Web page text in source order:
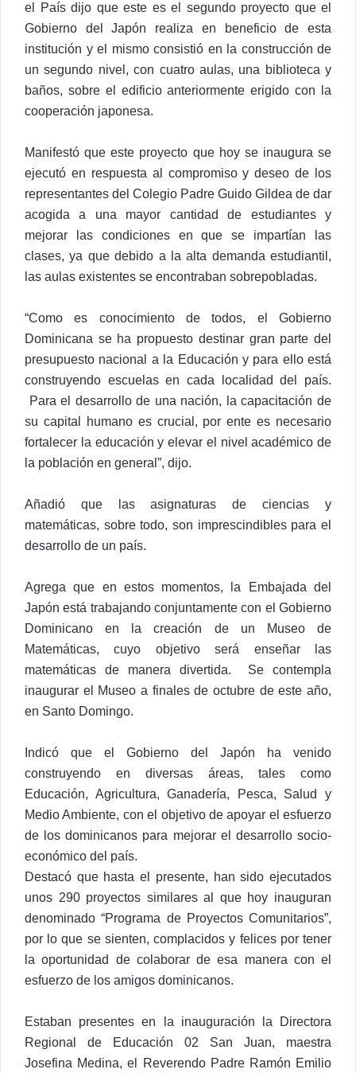
el País dijo que este es el segundo proyecto que el
Gobierno del Japón realiza en beneficio de esta
institución y el mismo consistió en la construcción de
un segundo nivel, con cuatro aulas, una biblioteca y
baños, sobre el edificio anteriormente erigido con la
cooperación japonesa.
Manifestó que este proyecto que hoy se inaugura se
ejecutó en respuesta al compromiso y deseo de los
representantes del Colegio Padre Guido Gildea de dar
acogida a una mayor cantidad de estudiantes y
mejorar las condiciones en que se impartían las
clases, ya que debido a la alta demanda estudiantil,
las aulas existentes se encontraban sobrepobladas.
“Como es conocimiento de todos, el Gobierno
Dominicana se ha propuesto destinar gran parte del
presupuesto nacional a la Educación y para ello está
construyendo escuelas en cada localidad del país.
Para el desarrollo de una nación, la capacitación de
su capital humano es crucial, por ente es necesario
fortalecer la educación y elevar el nivel académico de
la población en general”, dijo.
Añadió que las asignaturas de ciencias y
matemáticas, sobre todo, son imprescindibles para el
desarrollo de un país.
Agrega que en estos momentos, la Embajada del
Japón está trabajando conjuntamente con el Gobierno
Dominicano en la creación de un Museo de
Matemáticas, cuyo objetivo será enseñar las
matemáticas de manera divertida. Se contempla
inaugurar el Museo a finales de octubre de este año,
en Santo Domingo.
Indicó que el Gobierno del Japón ha venido
construyendo en diversas áreas, tales como
Educación, Agricultura, Ganadería, Pesca, Salud y
Medio Ambiente, con el objetivo de apoyar el esfuerzo
de los dominicanos para mejorar el desarrollo socio-
económico del país.
Destacó que hasta el presente, han sido ejecutados
unos 290 proyectos similares al que hoy inauguran
denominado “Programa de Proyectos Comunitarios”,
por lo que se sienten, complacidos y felices por tener
la oportunidad de colaborar de esa manera con el
esfuerzo de los amigos dominicanos.
Estaban presentes en la inauguración la Directora
Regional de Educación 02 San Juan, maestra
Josefina Medina, el Reverendo Padre Ramón Emilio